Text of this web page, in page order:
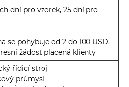
dní pro vzorek, 25 dní pro
se pohybuje od 2 do 100 USD.
žádost placená klienty
řídicí stroj
průmysl